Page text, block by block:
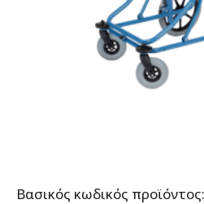
Βασικός κωδικός προϊόντος: